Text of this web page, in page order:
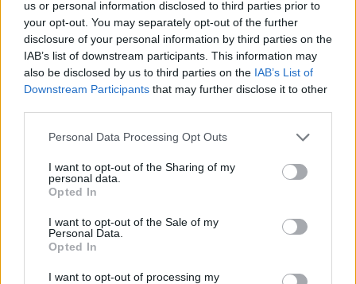
us or personal information disclosed to third parties prior to
your opt-out. You may separately opt-out of the further
disclosure of your personal information by third parties on the
IAB’s list of downstream participants. This information may
also be disclosed by us to third parties on the IAB’s List of
Downstream Participants that may further disclose it to other
Personal Data Processing Opt Outs
I want to opt-out of the Sharing of my
personal data.
Opted In
I want to opt-out of the Sale of my
Personal Data.
Opted In
I want to opt-out of processing my